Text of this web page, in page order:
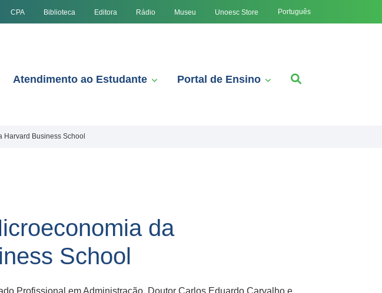
CPA Biblioteca Editora Rádio Museu Unoesc Store Português
Atendimento ao Estudante Portal de Ensino
Business School
da
School
Profissional em Administração, Doutor Carlos Eduardo Carvalho e